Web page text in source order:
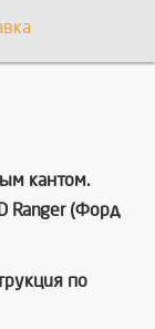
кантом.
Ranger (Форд
по